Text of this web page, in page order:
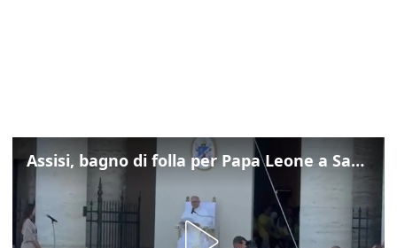
Assisi, bagno di folla per Papa Leone a Santa Maria degli Angeli